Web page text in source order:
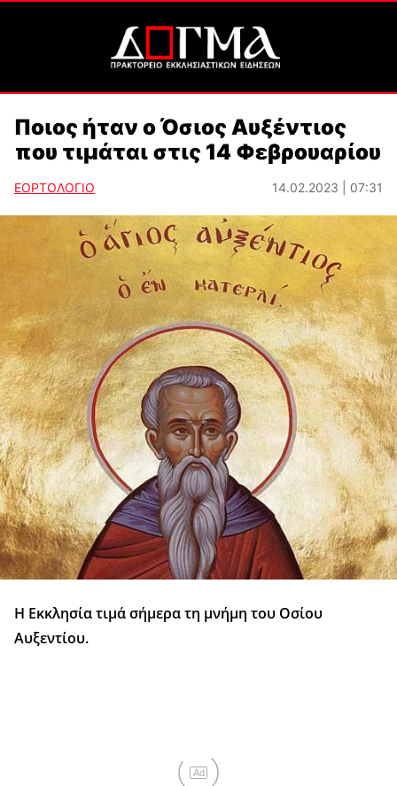
Ποιος ήταν ο Όσιος Αυξέντιος
που τιμάται στις 14 Φεβρουαρίου
ΕΟΡΤΟΛΟΓΙΟ 14.02.2023 | 07:31
Η Εκκλησία τιμά σήμερα τη μνήμη του Οσίου
Αυξεντίου.
Ad